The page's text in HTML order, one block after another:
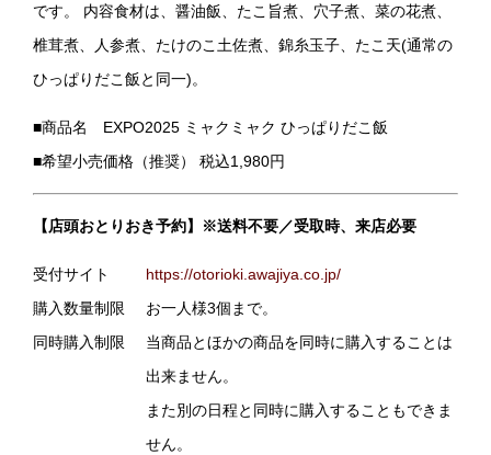
です。 内容食材は、醤油飯、たこ旨煮、穴子煮、菜の花煮、
椎茸煮、人参煮、たけのこ土佐煮、錦糸玉子、たこ天(通常の
ひっぱりだこ飯と同一)。
■商品名 EXPO2025 ミャクミャク ひっぱりだこ飯
■希望小売価格（推奨） 税込1,980円
【店頭おとりおき予約】※送料不要／受取時、来店必要
受付サイト
https://otorioki.awajiya.co.jp/
購入数量制限
お一人様3個まで。
同時購入制限
当商品とほかの商品を同時に購入することは
出来ません。
また別の日程と同時に購入することもできま
せん。